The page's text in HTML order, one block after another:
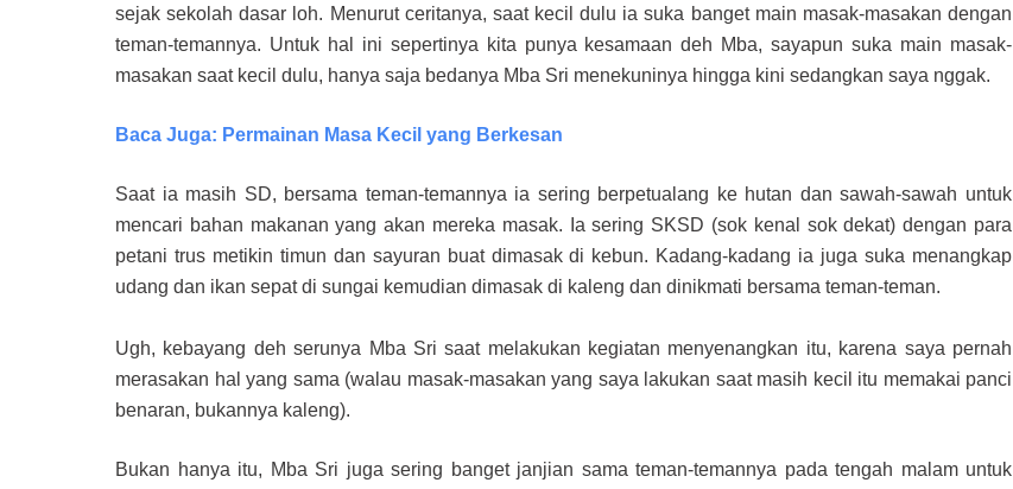
sejak sekolah dasar loh. Menurut ceritanya, saat kecil dulu ia suka banget main masak-masakan dengan
teman-temannya. Untuk hal ini sepertinya kita punya kesamaan deh Mba, sayapun suka main masak-
masakan saat kecil dulu, hanya saja bedanya Mba Sri menekuninya hingga kini sedangkan saya nggak.
Baca Juga: Permainan Masa Kecil yang Berkesan
Saat ia masih SD, bersama teman-temannya ia sering berpetualang ke hutan dan sawah-sawah untuk
mencari bahan makanan yang akan mereka masak. Ia sering SKSD (sok kenal sok dekat) dengan para
petani trus metikin timun dan sayuran buat dimasak di kebun. Kadang-kadang ia juga suka menangkap
udang dan ikan sepat di sungai kemudian dimasak di kaleng dan dinikmati bersama teman-teman.
Ugh, kebayang deh serunya Mba Sri saat melakukan kegiatan menyenangkan itu, karena saya pernah
merasakan hal yang sama (walau masak-masakan yang saya lakukan saat masih kecil itu memakai panci
benaran, bukannya kaleng).
Bukan hanya itu, Mba Sri juga sering banget janjian sama teman-temannya pada tengah malam untuk